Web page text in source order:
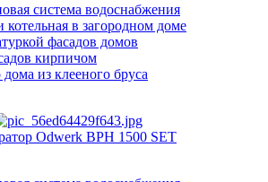
система водоснабжения
котельная в загородном доме
фасадов домов
кирпичом
из клееного бруса
Odwerk BPH 1500 SET